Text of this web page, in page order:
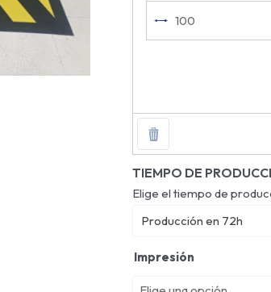
TIEMPO DE
Elige el tiempo de
Producción en 72h
Impresión